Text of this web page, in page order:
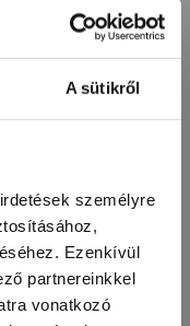
A sütikről
személyre
Ezenkívül
partnereinkkel
vonatkozó
KOSÁRBA
favorite_border